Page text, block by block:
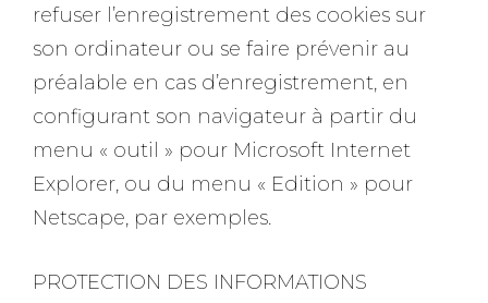
refuser l’enregistrement des cookies sur
son ordinateur ou se faire prévenir au
préalable en cas d’enregistrement, en
configurant son navigateur à partir du
menu « outil » pour Microsoft Internet
Explorer, ou du menu « Edition » pour
Netscape, par exemples.
PROTECTION DES INFORMATIONS